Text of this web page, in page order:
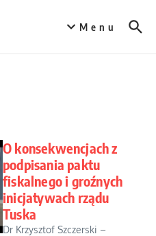
Menu
O konsekwencjach z
podpisania paktu
fiskalnego i groźnych
inicjatywach rządu
Tuska
Dr Krzysztof Szczerski –